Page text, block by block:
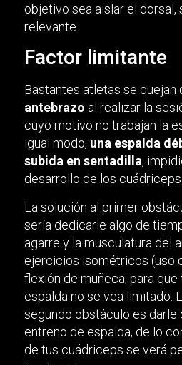
objetivo sea aislar el dorsal,
relevante.
Factor limitante
Bastantes atletas se quejan
antebrazo al realizar la
cuyo motivo no trabajan la
igual modo, una espalda
subida en sentadilla,
desarrollo de los cuádriceps.
La solución al primer
sería dedicarle algo de
agarre y la musculatura del
ejercicios isométricos (uso
flexión de muñeca, para
espalda no se vea limitado.
segundo obstáculo es darle
entreno de espalda, de lo
de tus cuádriceps se verá